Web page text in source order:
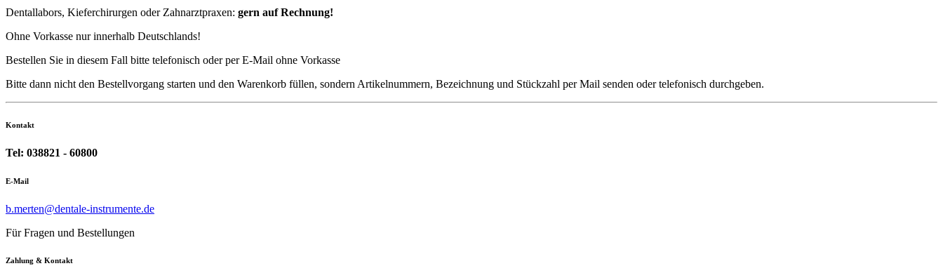
Dentallabors, Kieferchirurgen oder Zahnarztpraxen: gern auf Rechnung!
Ohne Vorkasse nur innerhalb Deutschlands!
Bestellen Sie in diesem Fall bitte telefonisch oder per E-Mail ohne Vorkasse
Bitte dann nicht den Bestellvorgang starten und den Warenkorb füllen, sondern Artikelnummern, Bezeichnung und Stückzahl per Mail senden oder telefonisch durchgeben.
Kontakt
Tel: 038821 - 60800
E-Mail
b.merten@dentale-instrumente.de
Für Fragen und Bestellungen
Zahlung & Kontakt